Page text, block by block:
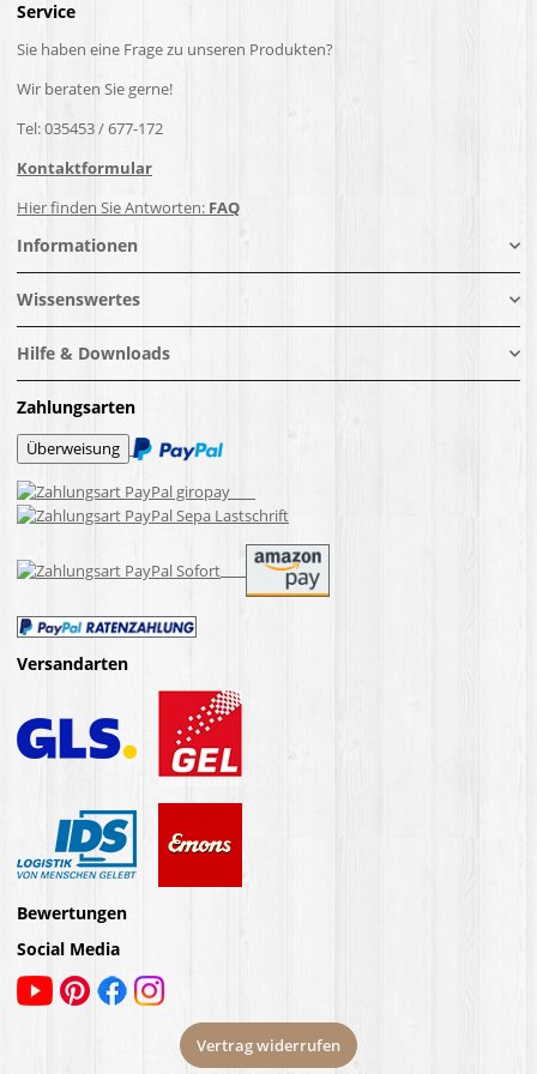
Service
Sie haben eine Frage zu unseren Produkten?
Wir beraten Sie gerne!
Tel: 035453 / 677-172
Kontaktformular
Hier finden Sie Antworten: FAQ
Informationen
Wissenswertes
Hilfe & Downloads
Zahlungsarten
Versandarten
Bewertungen
Social Media
Vertrag widerrufen